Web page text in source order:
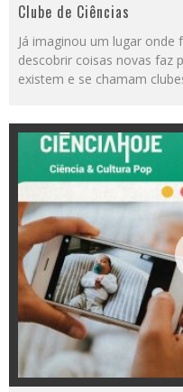
Clube de Ciências
Já imaginou um lugar
descobrir coisas novas faz
existem e se chamam